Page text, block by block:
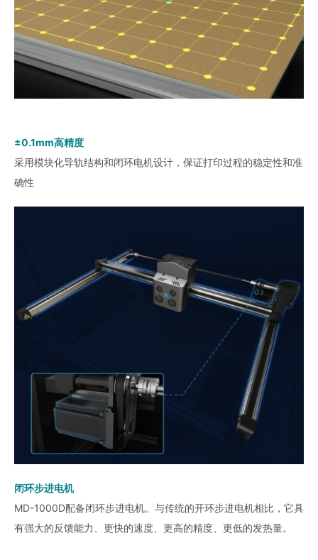
±0.1mm高精度
采用模块化导轨结构和闭环电机设计，保证打印过程的稳定性和准
确性
闭环步进电机
MD-1000D配备闭环步进电机。与传统的开环步进电机相比，它具
有强大的反馈能力、更快的速度、更高的精度、更低的发热量。